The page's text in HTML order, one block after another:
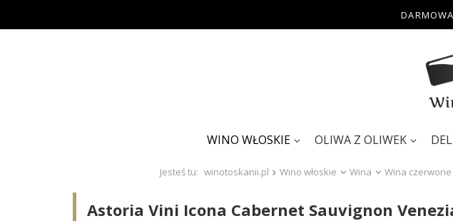
WINO WŁOSKIE OLIWA Z OLIWEK
Jesteś tu: winotoskanii.pl Wino włoskie Wina Wina czerwone
Astoria Vini Icona Cabernet Sauvignon